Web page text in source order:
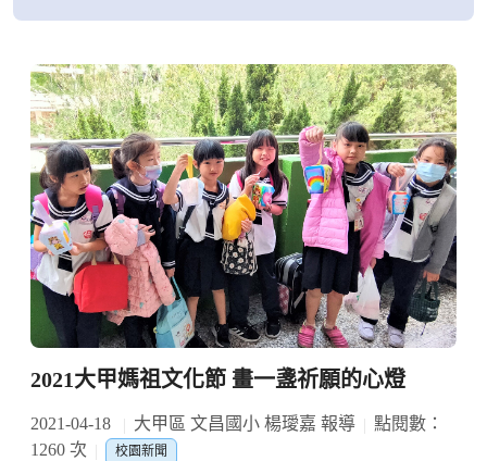
2021大甲媽祖文化節 畫一盞祈願的心燈
2021-04-18 大甲區 文昌國小 楊璦嘉 報導
點閱數：
1260 次
校園新聞